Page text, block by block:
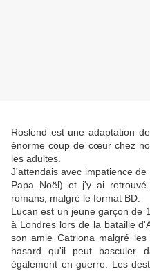
Roslend est une adaptation
énorme coup de cœur chez
les adultes.
J'attendais avec impatience
Papa Noël) et j'y ai
romans, malgré le format BD.
Lucan est un jeune garçon de
à Londres lors de la bataille
son amie Catriona malgré
hasard qu'il peut basculer
également en guerre. Les